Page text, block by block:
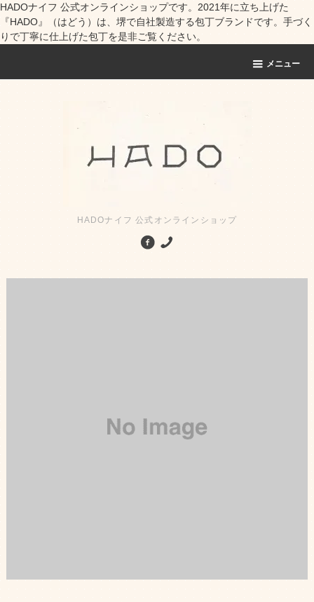
HADOナイフ 公式オンラインショップです。2021年に立ち上げた
『HADO』（はどう）は、堺で自社製造する包丁ブランドです。手づく
りで丁寧に仕上げた包丁を是非ご覧ください。
メニュー
HADOナイフ 公式オンラインショップ